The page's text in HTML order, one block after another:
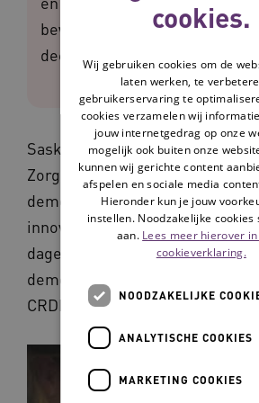
bewoners en
deel 2: Zorggroep Tangenborgh.
Saskia Timmermans is
Zorggroep Tangenborgh. In
demonstreert ze welke
innovaties Zorggroep
dagelijkse zorg.
demonstreert Saskia de
CRDL, de slimme optische
cookies.
Wij gebruiken cookies om de
laten werken, te
gebruikerservaring te
cookies verzamelen wij
jouw internetgedrag op onze
mogelijk ook buiten onze
kunnen wij gerichte content
afspelen en sociale media
Hieronder kun je jouw
instellen. Noodzakelijke cookies
aan. Lees meer hierover
cookieverklaring.
NOODZAKELIJKE
ANALYTISCHE COOKIES
MARKETING COOKIES